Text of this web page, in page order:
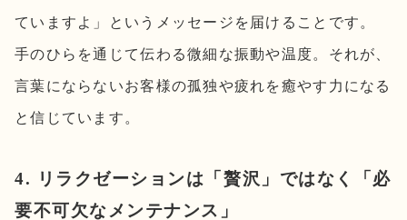
ていますよ」というメッセージを届けることです。
手のひらを通じて伝わる微細な振動や温度。それが、
言葉にならないお客様の孤独や疲れを癒やす力になる
と信じています。
4. リラクゼーションは「贅沢」ではなく「必
要不可欠なメンテナンス」